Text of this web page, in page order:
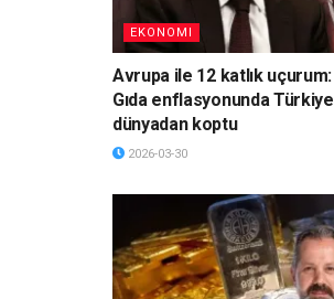
EKONOMI
Avrupa ile 12 katlık uçurum:
Gıda enflasyonunda Türkiye
dünyadan koptu
2026-03-30